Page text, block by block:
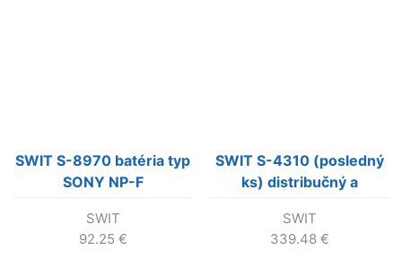
SWIT S-8970 batéria typ
SONY NP-F
SWIT
92.25 €
SWIT S-4310 (posledný
ks) distribučný a
mount
SWIT
339.48 €